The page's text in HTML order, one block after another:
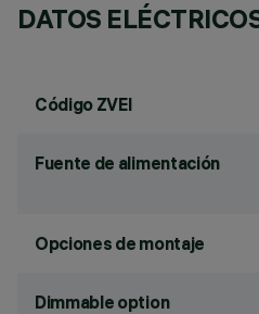
DATOS
Código ZVEI
Fuente de alimentación
Opciones de montaje
Dimmable option